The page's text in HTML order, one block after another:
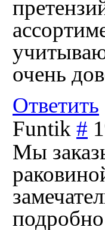
очень
Ответить
Funtik #
Мы